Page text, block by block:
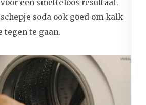
een smetteloos resultaat.
soda ook goed om kalk
tegen te gaan.